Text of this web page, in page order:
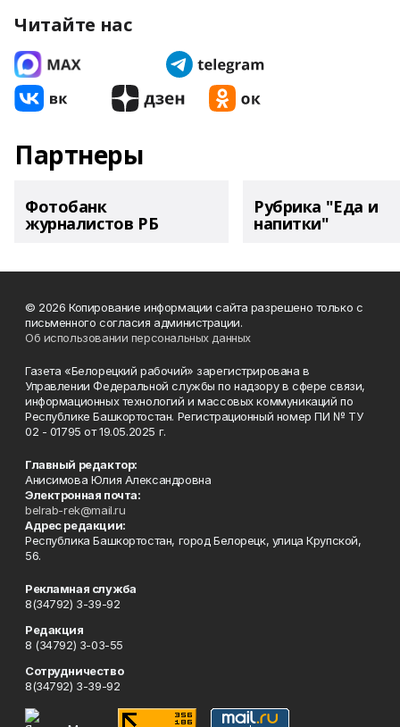
Читайте нас
Партнеры
Фотобанк
журналистов РБ
Рубрика "Еда и
напитки"
© 2026 Копирование информации сайта разрешено только с
письменного согласия администрации.
Об использовании персональных данных
Газета «Белорецкий рабочий» зарегистрирована в
Управлении Федеральной службы по надзору в сфере связи,
информационных технологий и массовых коммуникаций по
Республике Башкортостан. Регистрационный номер ПИ № ТУ
02 - 01795 от 19.05.2025 г.
Главный редактор:
Анисимова Юлия Александровна
Электронная почта:
belrab-rek@mail.ru
Адрес редакции:
Республика Башкортостан, город Белорецк, улица Крупской,
56.
Рекламная служба
8(34792) 3-39-92
Редакция
8 (34792) 3-03-55
Сотрудничество
8(34792) 3-39-92